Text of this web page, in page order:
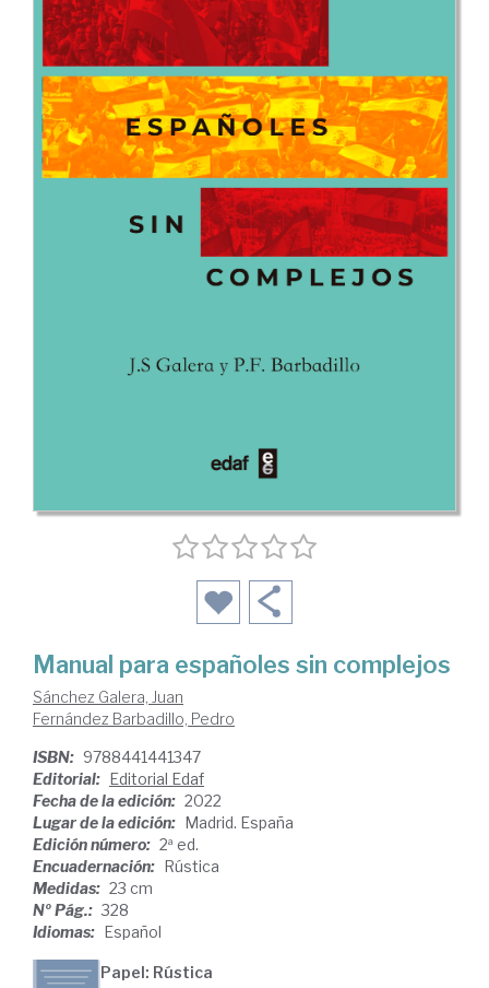
Manual para españoles sin complejos
Sánchez Galera, Juan
Fernández Barbadillo, Pedro
ISBN: 9788441441347
Editorial: Editorial Edaf
Fecha de la edición: 2022
Lugar de la edición: Madrid. España
Edición número: 2ª ed.
Encuadernación: Rústica
Medidas: 23 cm
Nº Pág.: 328
Idiomas: Español
Papel: Rústica